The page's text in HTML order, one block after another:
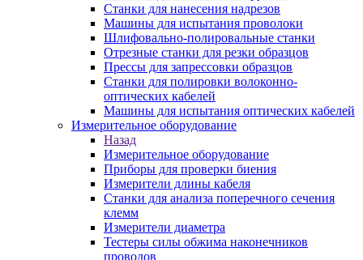
Станки для нанесения надрезов
Машины для испытания проволоки
Шлифовально-полировальные станки
Отрезные станки для резки образцов
Прессы для запрессовки образцов
Станки для полировки волоконно-
оптических кабелей
Машины для испытания оптических кабелей
Измерительное оборудование
Назад
Измерительное оборудование
Приборы для проверки биения
Измерители длины кабеля
Станки для анализа поперечного сечения
клемм
Измерители диаметра
Тестеры силы обжима наконечников
проводов